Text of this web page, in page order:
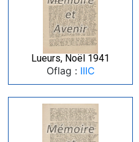
Lueurs, Noël 1941
Oflag : IIIC